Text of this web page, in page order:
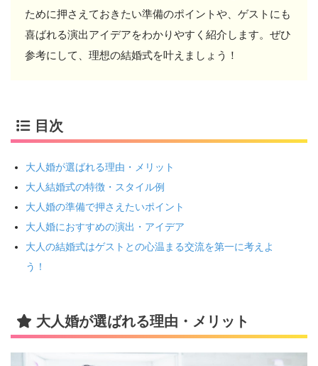
ために押さえておきたい準備のポイントや、ゲストにも
喜ばれる演出アイデアをわかりやすく紹介します。ぜひ
参考にして、理想の結婚式を叶えましょう！
目次
大人婚が選ばれる理由・メリット
大人結婚式の特徴・スタイル例
大人婚の準備で押さえたいポイント
大人婚におすすめの演出・アイデア
大人の結婚式はゲストとの心温まる交流を第一に考えよ
う！
大人婚が選ばれる理由・メリット